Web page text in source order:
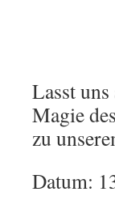
Lasst
Magie
zu
Datum: